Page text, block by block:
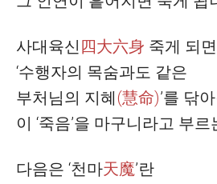
사대육신 四大六身 죽게 되면
‘수행자의 목숨과도 같은
부처님의 지혜(慧命)’를 닦
이 ‘죽음’을 마구니라고 부르
다음은 ‘천마天魔’란